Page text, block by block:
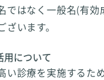
ではなく一般名(有効
います。
用について
い診療を実施するた